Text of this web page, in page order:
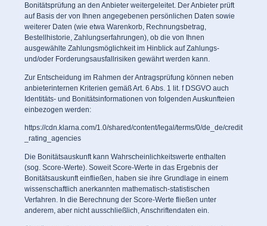
Bonitätsprüfung an den Anbieter weitergeleitet. Der Anbieter prüft
auf Basis der von Ihnen angegebenen persönlichen Daten sowie
weiterer Daten (wie etwa Warenkorb, Rechnungsbetrag,
Bestellhistorie, Zahlungserfahrungen), ob die von Ihnen
ausgewählte Zahlungsmöglichkeit im Hinblick auf Zahlungs-
und/oder Forderungsausfallrisiken gewährt werden kann.
Zur Entscheidung im Rahmen der Antragsprüfung können neben
anbieterinternen Kriterien gemäß Art. 6 Abs. 1 lit. f DSGVO auch
Identitäts- und Bonitätsinformationen von folgenden Auskunfteien
einbezogen werden:
https://cdn.klarna.com/1.0/shared/content/legal/terms/0/de_de/credit
_rating_agencies
Die Bonitätsauskunft kann Wahrscheinlichkeitswerte enthalten
(sog. Score-Werte). Soweit Score-Werte in das Ergebnis der
Bonitätsauskunft einfließen, haben sie ihre Grundlage in einem
wissenschaftlich anerkannten mathematisch-statistischen
Verfahren. In die Berechnung der Score-Werte fließen unter
anderem, aber nicht ausschließlich, Anschriftendaten ein.